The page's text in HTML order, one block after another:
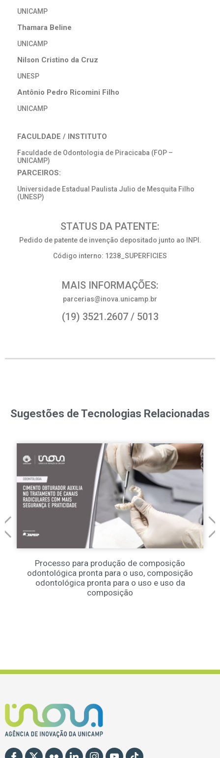
UNICAMP
Thamara Beline
UNICAMP
Nilson Cristino da Cruz
UNESP
Antônio Pedro Ricomini Filho
UNICAMP
FACULDADE / INSTITUTO
Faculdade de Odontologia de Piracicaba (FOP –
UNICAMP)
PARCEIROS:
Universidade Estadual Paulista Julio de Mesquita Filho
(UNESP)
STATUS DA PATENTE:
Pedido de patente de invenção depositado junto ao INPI.
Código interno: 1238_SUPERFICIES
MAIS INFORMAÇÕES:
parcerias@inova.unicamp.br
(19) 3521.2607 / 5013
Sugestões de Tecnologias Relacionadas
Processo para produção de composição
odontológica pronta para o uso, composição
odontológica pronta para o uso e uso da
composição